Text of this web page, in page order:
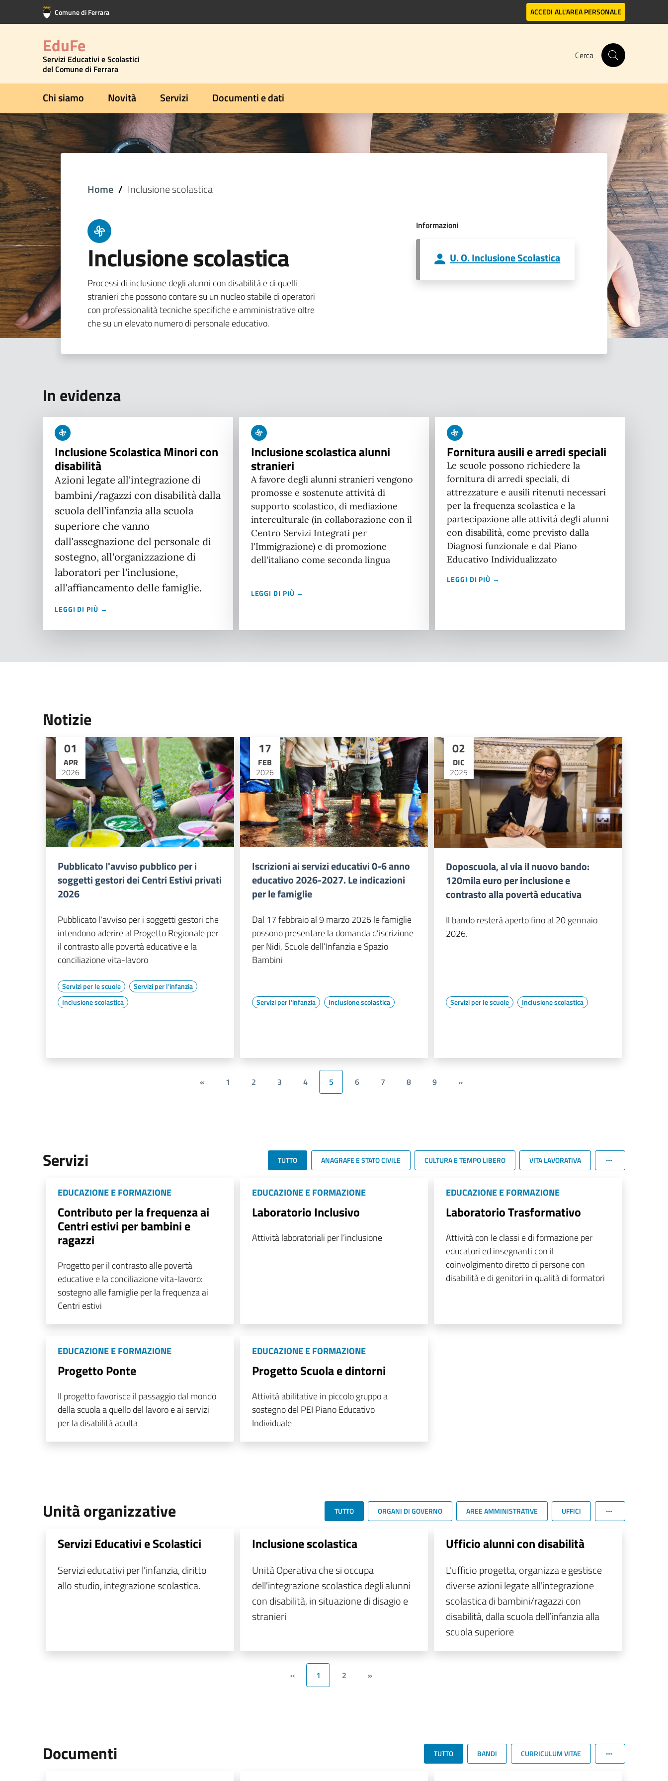
Vai al contenuto principale
Vai al footer Comune di Ferrara ACCEDI ALL'AREA PERSONALE
EduFe
Servizi Educativi e Scolastici
del Comune di Ferrara
Cerca
Chi siamo Novità Servizi Documenti e dati
Home Inclusione scolastica
Inclusione scolastica
Processi di inclusione degli alunni con disabilità e di quelli
stranieri che possono contare su un nucleo stabile di operatori
con professionalità tecniche specifiche e amministrative oltre
che su un elevato numero di personale educativo.
Informazioni
U. O. Inclusione Scolastica
In evidenza
Inclusione Scolastica Minori con
disabilità
Azioni legate all'integrazione di
bambini/ragazzi con disabilità dalla
scuola dell’infanzia alla scuola
superiore che vanno
dall'assegnazione del personale di
sostegno, all'organizzazione di
laboratori per l'inclusione,
all'affiancamento delle famiglie.
LEGGI DI PIÙ →
Inclusione scolastica alunni
stranieri
A favore degli alunni stranieri vengono
promosse e sostenute attività di
supporto scolastico, di mediazione
interculturale (in collaborazione con il
Centro Servizi Integrati per
l'Immigrazione) e di promozione
dell'italiano come seconda lingua
LEGGI DI PIÙ →
Fornitura ausili e arredi speciali
Le scuole possono richiedere la
fornitura di arredi speciali, di
attrezzature e ausili ritenuti necessari
per la frequenza scolastica e la
partecipazione alle attività degli alunni
con disabilità, come previsto dalla
Diagnosi funzionale e dal Piano
Educativo Individualizzato
LEGGI DI PIÙ →
Notizie
01
APR
2026
Pubblicato l'avviso pubblico per i
soggetti gestori dei Centri Estivi privati
2026
Pubblicato l'avviso per i soggetti gestori che
intendono aderire al Progetto Regionale per
il contrasto alle povertà educative e la
conciliazione vita-lavoro
Servizi per le scuole
Servizi per l'infanzia
Inclusione scolastica
17
FEB
2026
Iscrizioni ai servizi educativi 0-6 anno
educativo 2026-2027. Le indicazioni
per le famiglie
Dal 17 febbraio al 9 marzo 2026 le famiglie
possono presentare la domanda d’iscrizione
per Nidi, Scuole dell’Infanzia e Spazio
Bambini
Servizi per l'infanzia Inclusione scolastica
02
DIC
2025
Doposcuola, al via il nuovo bando:
120mila euro per inclusione e
contrasto alla povertà educativa
Il bando resterà aperto fino al 20 gennaio
2026.
Servizi per le scuole Inclusione scolastica
« 1 2 3 4 5 6 7 8 9 »
Servizi TUTTO ANAGRAFE E STATO CIVILE CULTURA E TEMPO LIBERO VITA LAVORATIVA
EDUCAZIONE E FORMAZIONE
Contributo per la frequenza ai
Centri estivi per bambini e
ragazzi
Progetto per il contrasto alle povertà
educative e la conciliazione vita-lavoro:
sostegno alle famiglie per la frequenza ai
Centri estivi
EDUCAZIONE E FORMAZIONE
Laboratorio Inclusivo
Attività laboratoriali per l’inclusione
EDUCAZIONE E FORMAZIONE
Laboratorio Trasformativo
Attività con le classi e di formazione per
educatori ed insegnanti con il
coinvolgimento diretto di persone con
disabilità e di genitori in qualità di formatori
EDUCAZIONE E FORMAZIONE
Progetto Ponte
Il progetto favorisce il passaggio dal mondo
della scuola a quello del lavoro e ai servizi
per la disabilità adulta
EDUCAZIONE E FORMAZIONE
Progetto Scuola e dintorni
Attività abilitative in piccolo gruppo a
sostegno del PEI Piano Educativo
Individuale
Unità organizzative TUTTO ORGANI DI GOVERNO AREE AMMINISTRATIVE UFFICI
Servizi Educativi e Scolastici
Servizi educativi per l'infanzia, diritto
allo studio, integrazione scolastica.
Inclusione scolastica
Unità Operativa che si occupa
dell'integrazione scolastica degli alunni
con disabilità, in situazione di disagio e
stranieri
Ufficio alunni con disabilità
L'ufficio progetta, organizza e gestisce
diverse azioni legate all'integrazione
scolastica di bambini/ragazzi con
disabilità, dalla scuola dell’infanzia alla
scuola superiore
« 1 2 »
Documenti TUTTO BANDI CURRICULUM VITAE